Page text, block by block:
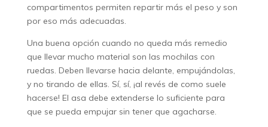
compartimentos permiten repartir más el peso y son
por eso más adecuadas.
Una buena opción cuando no queda más remedio
que llevar mucho material son las mochilas con
ruedas. Deben llevarse hacia delante, empujándolas,
y no tirando de ellas. Sí, sí, ¡al revés de como suele
hacerse! El asa debe extenderse lo suficiente para
que se pueda empujar sin tener que agacharse.